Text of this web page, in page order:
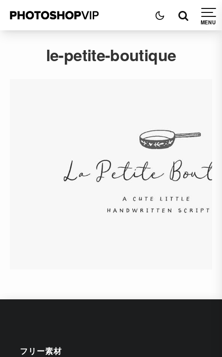
le-petite-boutique
フリー素材